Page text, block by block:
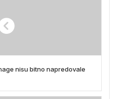
nisu bitno napredovale